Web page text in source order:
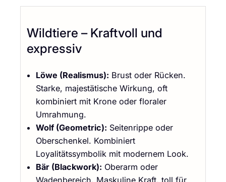
Wildtiere – Kraftvoll und
expressiv
Löwe (Realismus): Brust oder Rücken.
Starke, majestätische Wirkung, oft
kombiniert mit Krone oder floraler
Umrahmung.
Wolf (Geometric): Seitenrippe oder
Oberschenkel. Kombiniert
Loyalitätssymbolik mit modernem Look.
Bär (Blackwork): Oberarm oder
Wadenbereich. Maskuline Kraft, toll für